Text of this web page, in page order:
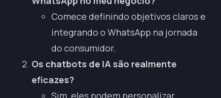
Comece definindo objetivos claros e
integrando o WhatsApp na jornada
do consumidor.
Os chatbots de IA são realmente
eficazes?
Sim, eles podem personalizar